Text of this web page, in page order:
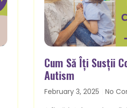
Cum Să Îți Susții
Autism
February 3, 2025
No